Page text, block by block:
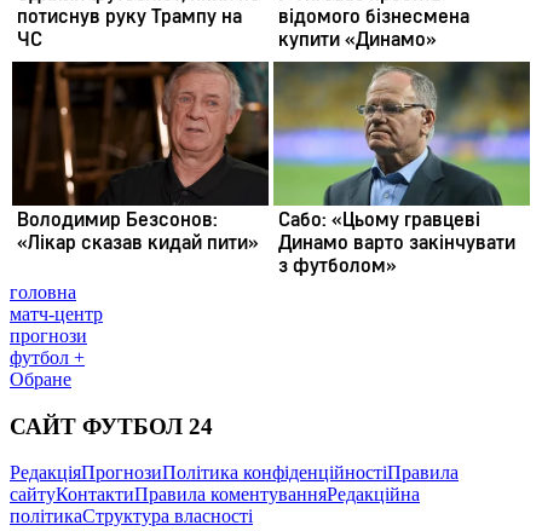
головна
матч-центр
прогнози
футбол +
Обране
САЙТ ФУТБОЛ 24
РедакціяПрогнозиПолітика конфіденційностіПравила
сайтуКонтактиПравила коментуванняРедакційна
політикаСтруктура власності